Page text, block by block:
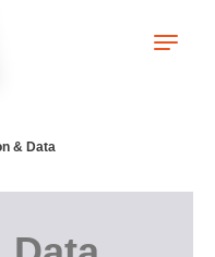
Toggle
& Data